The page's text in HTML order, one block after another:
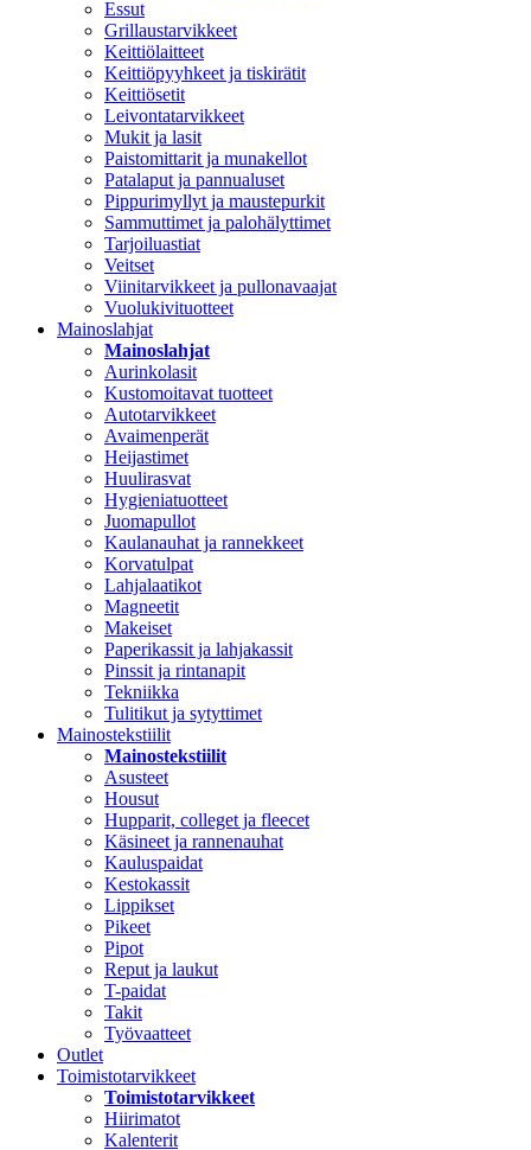
Essut
Grillaustarvikkeet
Keittiölaitteet
Keittiöpyyhkeet ja tiskirätit
Keittiösetit
Leivontatarvikkeet
Mukit ja lasit
Paistomittarit ja munakellot
Patalaput ja pannualuset
Pippurimyllyt ja maustepurkit
Sammuttimet ja palohälyttimet
Tarjoiluastiat
Veitset
Viinitarvikkeet ja pullonavaajat
Vuolukivituotteet
Mainoslahjat
Mainoslahjat
Aurinkolasit
Kustomoitavat tuotteet
Autotarvikkeet
Avaimenperät
Heijastimet
Huulirasvat
Hygieniatuotteet
Juomapullot
Kaulanauhat ja rannekkeet
Korvatulpat
Lahjalaatikot
Magneetit
Makeiset
Paperikassit ja lahjakassit
Pinssit ja rintanapit
Tekniikka
Tulitikut ja sytyttimet
Mainostekstiilit
Mainostekstiilit
Asusteet
Housut
Hupparit, colleget ja fleecet
Käsineet ja rannenauhat
Kauluspaidat
Kestokassit
Lippikset
Pikeet
Pipot
Reput ja laukut
T-paidat
Takit
Työvaatteet
Outlet
Toimistotarvikkeet
Toimistotarvikkeet
Hiirimatot
Kalenterit